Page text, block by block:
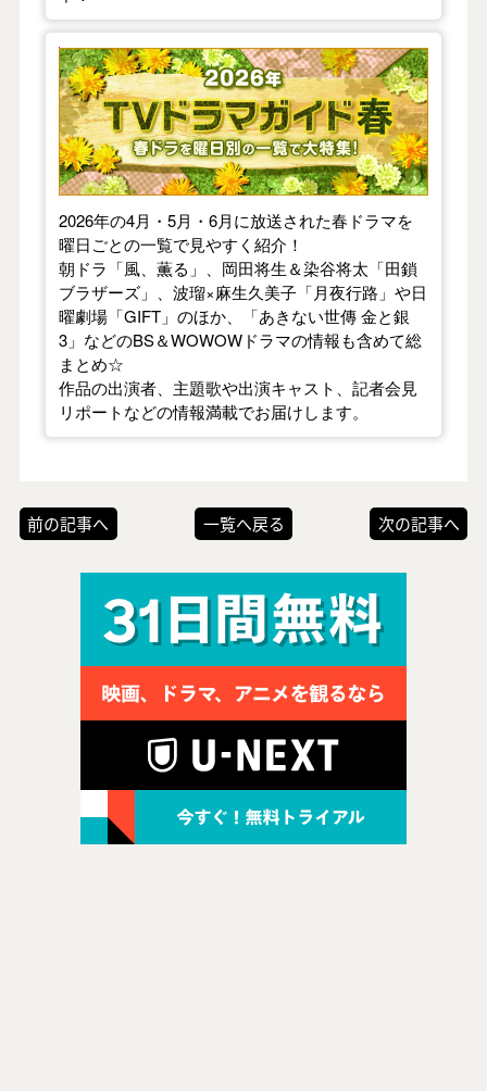
【2026年春】TVドラマガイド
2026年の4月・5月・6月に放送された春ドラマを
曜日ごとの一覧で見やすく紹介！
朝ドラ「風、薫る」、岡田将生＆染谷将太「田鎖
ブラザーズ」、波瑠×麻生久美子「月夜行路」や日
曜劇場「GIFT」のほか、「あきない世傳 金と銀
3」などのBS＆WOWOWドラマの情報も含めて総
まとめ☆
作品の出演者、主題歌や出演キャスト、記者会見
リポートなどの情報満載でお届けします。
前の記事へ 一覧へ戻る 次の記事へ